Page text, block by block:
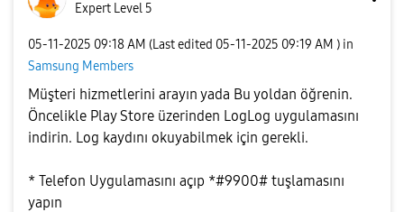
Expert Level 5
‎05-11-2025 09:18 AM (Last edited ‎05-11-2025 09:19 AM ) in
Samsung Members
Müşteri hizmetlerini arayın yada Bu yoldan öğrenin.
Öncelikle Play Store üzerinden LogLog uygulamasını
indirin. Log kaydını okuyabilmek için gerekli.
* Telefon Uygulamasını açıp *#9900# tuşlamasını
yapın